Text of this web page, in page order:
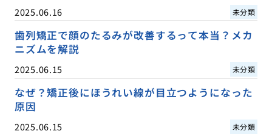
2025.06.16 未分類
歯列矯正で顔のたるみが改善するって本当？メカ
ニズムを解説
2025.06.15 未分類
なぜ？矯正後にほうれい線が目立つようになった
原因
2025.06.15 未分類